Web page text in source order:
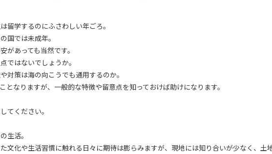
留学するのにふさわしい年ごろ。
国では未成年。
があっても当然です。
ではないでしょうか。
対策は海の向こうでも通用するのか。
となりますが、一般的な特徴や留意点を知っておけば助けになります。
てください。
生活。
文化や生活習慣に触れる日々に期待は膨らみますが、現地には知り合いが少なく、土